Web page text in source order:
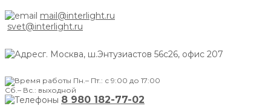
mail@interlight.ru
svet@interlight.ru
г. Москва, ш.Энтузиастов 56с26, офис 207
Пн.– Пт.: с 9:00 до 17:00
Сб.– Вс.: выходной
8 980 182-77-02